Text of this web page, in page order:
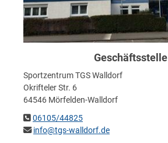
Geschäftsstelle
Sportzentrum TGS Walldorf
Okrifteler Str. 6
64546 Mörfelden-Walldorf
06105/44825
info@tgs-walldorf.de